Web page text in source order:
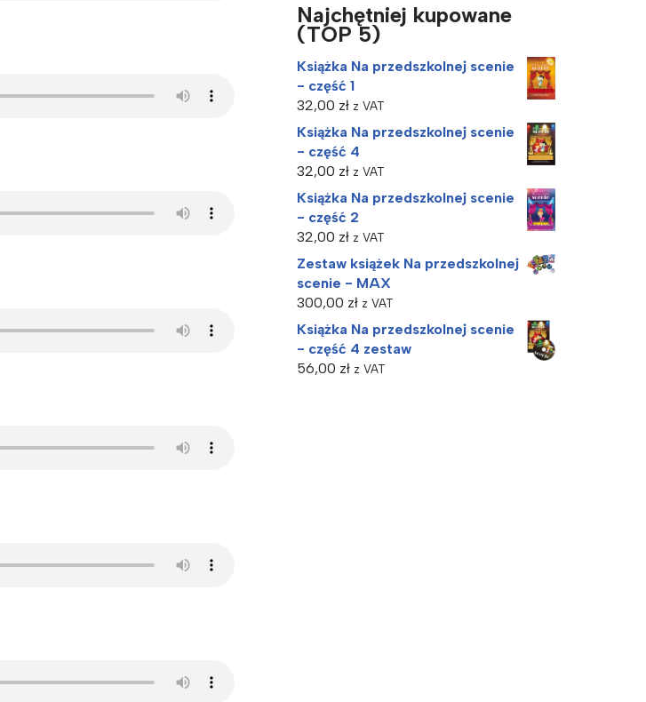
Najchętniej kupowane
(TOP 5)
Książka Na przedszkolnej scenie
- część 1
32,00 zł z VAT
Książka Na przedszkolnej scenie
- część 4
32,00 zł z VAT
Książka Na przedszkolnej scenie
- część 2
32,00 zł z VAT
Zestaw książek Na przedszkolnej
scenie - MAX
300,00 zł z VAT
Książka Na przedszkolnej scenie
- część 4 zestaw
56,00 zł z VAT